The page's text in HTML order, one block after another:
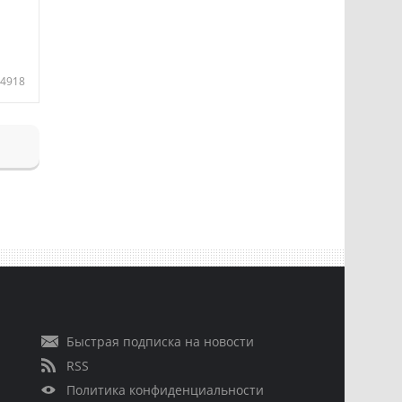
4918
Быстрая подписка на новости
RSS
Политика конфиденциальности